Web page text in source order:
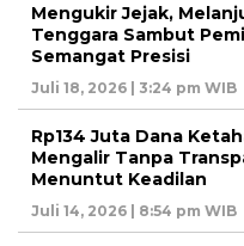
Mengukir Jejak,
Tenggara Sambut
Semangat Presisi
Juli 18, 2026 | 3:24 pm WIB
Rp134 Juta Dana
Mengalir Tanpa
Menuntut Keadilan
Juli 14, 2026 | 8:54 pm WIB